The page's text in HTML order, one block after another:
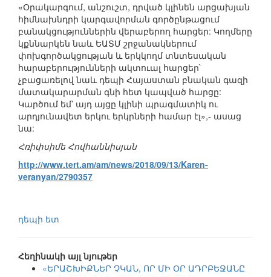
«Օրակարգում, անշուշտ, դրված կլինեն արցախյան
հիմնախնդրի կարգավորման գործընթացում
բանակցություններին վերաբերող հարցեր: Կողմերը
կքննարկեն նաև ԵԱՏՄ շրջանակներում
փոխգործակցության և երկկողմ տնտեսական
հարաբերությունների ակտուալ հարցեր`
չբացառելով նաև դեպի Հայաստան բնական գազի
մատակարարման գնի հետ կապված հարցը:
Կարծում եմ՝ այդ այցը կլինի պրագմատիկ ու
արդյունավետ երկու երկրների համար էլ»,- ասաց
նա:
Հռիփսիմե Հովհաննիսյան
http://www.tert.am/am/news/2018/09/13/Karen-
veranyan/2790357
դեպի ետ
Հեղինակի այլ նյութեր
«ԵՐԱՇԽԻՔՆԵՐ ՉԿԱՆ, ՈՐ ՄԻ ՕՐ ԱԴՐԲԵՋԱՆԸ